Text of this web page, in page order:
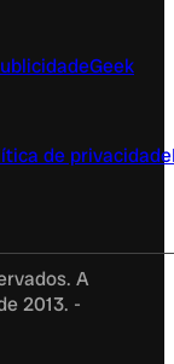
Geek
de privacidade
A
2013. -